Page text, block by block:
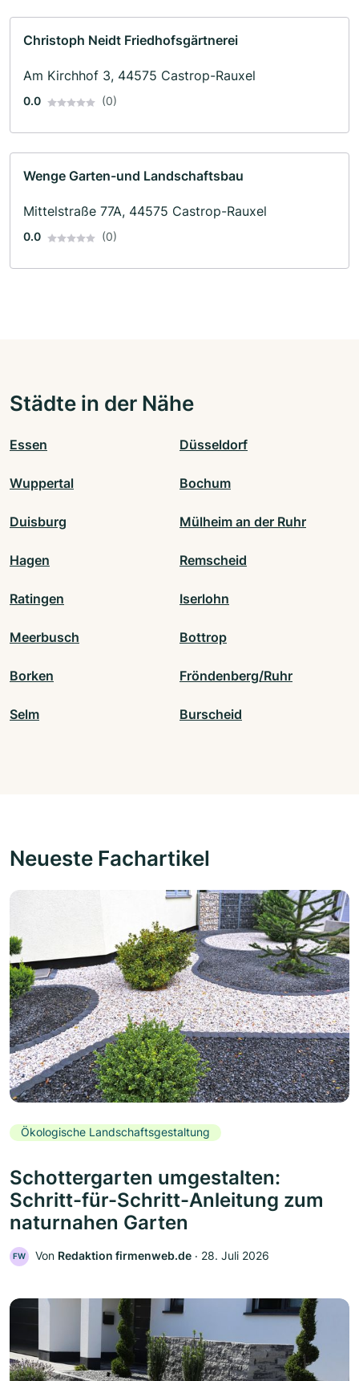
Christoph Neidt Friedhofsgärtnerei
Am Kirchhof 3, 44575 Castrop-Rauxel
0.0 (0)
Wenge Garten-und Landschaftsbau
Mittelstraße 77A, 44575 Castrop-Rauxel
0.0 (0)
Städte in der Nähe
Essen Düsseldorf
Wuppertal Bochum
Duisburg Mülheim an der Ruhr
Hagen Remscheid
Ratingen Iserlohn
Meerbusch Bottrop
Borken Fröndenberg/Ruhr
Selm Burscheid
Neueste Fachartikel
Ökologische Landschaftsgestaltung
Schottergarten umgestalten:
Schritt-für-Schritt-Anleitung zum
naturnahen Garten
FW Von Redaktion firmenweb.de ‧ 28. Juli 2026